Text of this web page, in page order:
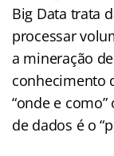
Big Data trata
processar
a mineração
conhecimento
“onde e
de dados é o